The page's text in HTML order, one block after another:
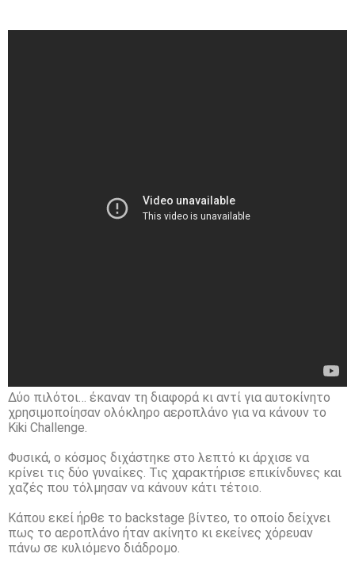
Δύο πιλότοι… έκαναν τη διαφορά κι αντί για αυτοκίνητο
χρησιμοποίησαν ολόκληρο αεροπλάνο για να κάνουν το
Kiki Challenge.
Φυσικά, ο κόσμος διχάστηκε στο λεπτό κι άρχισε να
κρίνει τις δύο γυναίκες. Τις χαρακτήρισε επικίνδυνες και
χαζές που τόλμησαν να κάνουν κάτι τέτοιο.
Κάπου εκεί ήρθε το backstage βίντεο, το οποίο δείχνει
πως το αεροπλάνο ήταν ακίνητο κι εκείνες χόρευαν
πάνω σε κυλιόμενο διάδρομο.